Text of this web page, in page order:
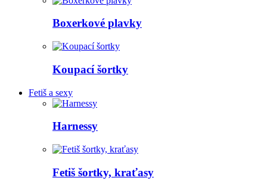
Boxerkové plavky
Koupací šortky
Fetiš a sexy
Harnessy
Fetiš šortky, kraťasy